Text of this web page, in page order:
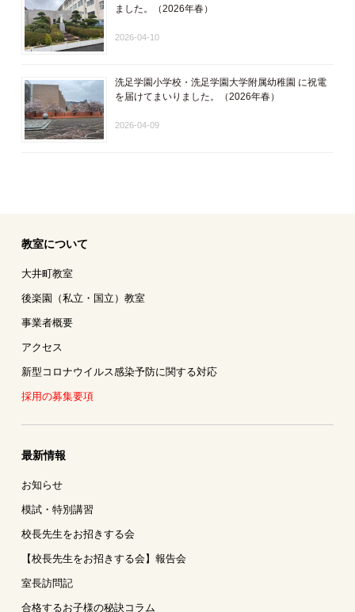
ました。（2026年春）
2026-04-10
洗足学園小学校・洗足学園大学附属幼稚園 に祝電
を届けてまいりました。（2026年春）
2026-04-09
教室について
大井町教室
後楽園（私立・国立）教室
事業者概要
アクセス
新型コロナウイルス感染予防に関する対応
採用の募集要項
最新情報
お知らせ
模試・特別講習
校長先生をお招きする会
【校長先生をお招きする会】報告会
室長訪問記
合格するお子様の秘訣コラム